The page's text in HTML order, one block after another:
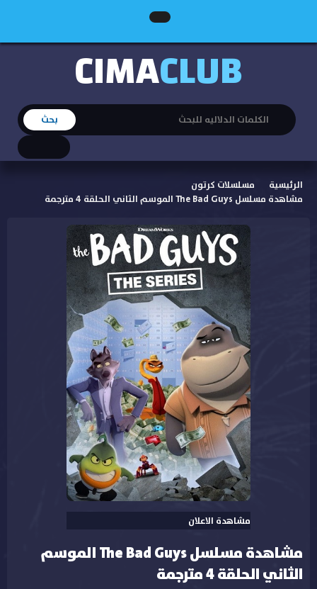
CIMACLUB
الرئيسية
مسلسلات كرتون
مشاهدة مسلسل The Bad Guys الموسم الثاني الحلقة 4 مترجمة
مشاهدة الاعلان
مشاهدة مسلسل The Bad Guys الموسم
الثاني الحلقة 4 مترجمة